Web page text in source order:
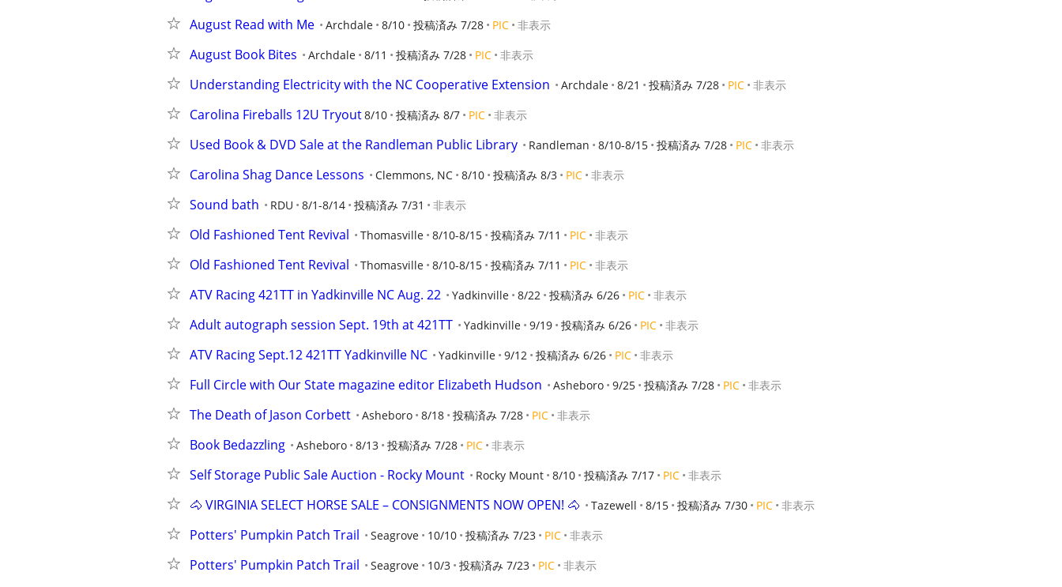
August Read with Me Archdale 8/10 投稿済み 7/28 PIC 非表示
August Book Bites Archdale 8/11 投稿済み 7/28 PIC 非表示
Understanding Electricity with the NC Cooperative Extension Archdale 8/21 投稿済み 7/28 PIC 非表示
Carolina Fireballs 12U Tryout8/10 投稿済み 8/7 PIC 非表示
Used Book & DVD Sale at the Randleman Public Library Randleman 8/10-8/15 投稿済み 7/28 PIC 非表示
Carolina Shag Dance Lessons Clemmons, NC 8/10 投稿済み 8/3 PIC 非表示
Sound bath RDU 8/1-8/14 投稿済み 7/31 非表示
Old Fashioned Tent Revival Thomasville 8/10-8/15 投稿済み 7/11 PIC 非表示
Old Fashioned Tent Revival Thomasville 8/10-8/15 投稿済み 7/11 PIC 非表示
ATV Racing 421TT in Yadkinville NC Aug. 22 Yadkinville 8/22 投稿済み 6/26 PIC 非表示
Adult autograph session Sept. 19th at 421TT Yadkinville 9/19 投稿済み 6/26 PIC 非表示
ATV Racing Sept.12 421TT Yadkinville NC Yadkinville 9/12 投稿済み 6/26 PIC 非表示
Full Circle with Our State magazine editor Elizabeth Hudson Asheboro 9/25 投稿済み 7/28 PIC 非表示
The Death of Jason Corbett Asheboro 8/18 投稿済み 7/28 PIC 非表示
Book Bedazzling Asheboro 8/13 投稿済み 7/28 PIC 非表示
Self Storage Public Sale Auction - Rocky Mount Rocky Mount 8/10 投稿済み 7/17 PIC 非表示
🐴 VIRGINIA SELECT HORSE SALE – CONSIGNMENTS NOW OPEN! 🐴 Tazewell 8/15 投稿済み 7/30 PIC 非表示
Potters' Pumpkin Patch Trail Seagrove 10/10 投稿済み 7/23 PIC 非表示
Potters' Pumpkin Patch Trail Seagrove 10/3 投稿済み 7/23 PIC 非表示